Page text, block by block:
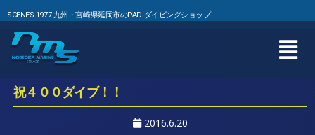
SCENES 1977 九州・宮崎県延岡市のPADIダイビングショップ
祝４００ダイブ！！
2016.6.20